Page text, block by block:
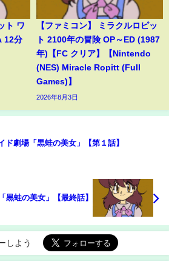
ト ワ
12分
【ファミコン】 ミラクルロピッ
ト 2100年の冒険 OP～ED (1987
年)【FC クリア】【Nintendo
(NES) Miracle Ropitt (Full
Games)】
2026年8月3日
ド劇場「黒蛙の美女」【第１話】
黒蛙の美女」【最終話】
しよう